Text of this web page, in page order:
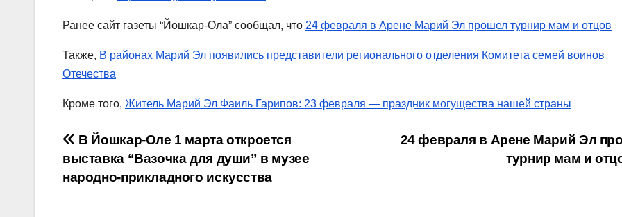
Ранее сайт газеты “Йошкар-Ола” сообщал, что 24 февраля в Арене Марий Эл прошел турнир мам и отцов
Также, В районах Марий Эл появились представители регионального отделения Комитета семей воинов
Отечества
Кроме того, Житель Марий Эл Фаиль Гарипов: 23 февраля — праздник могущества нашей страны
Навигация
по
24 февраля в Арене Марий Эл
турнир мам и
В Йошкар-Оле 1 марта откроется
выставка “Вазочка для души” в музее
народно-прикладного искусства